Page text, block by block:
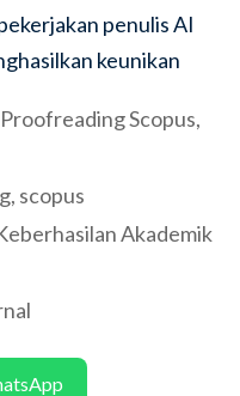
penulis AI
keunikan
Proofreading Scopus,
, scopus
Akademik